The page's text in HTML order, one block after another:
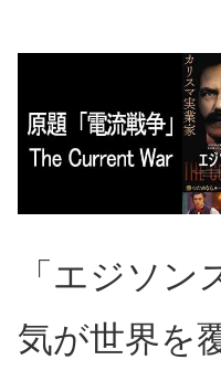
「エジソ
気が世界を